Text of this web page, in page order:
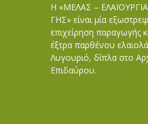
Η «ΜΕΛΑΣ –
ΓΗΣ» είναι μία
επιχείρηση παραγωγής
έξτρα παρθένου
Λυγουριό, δίπλα στο
Επιδαύρου.